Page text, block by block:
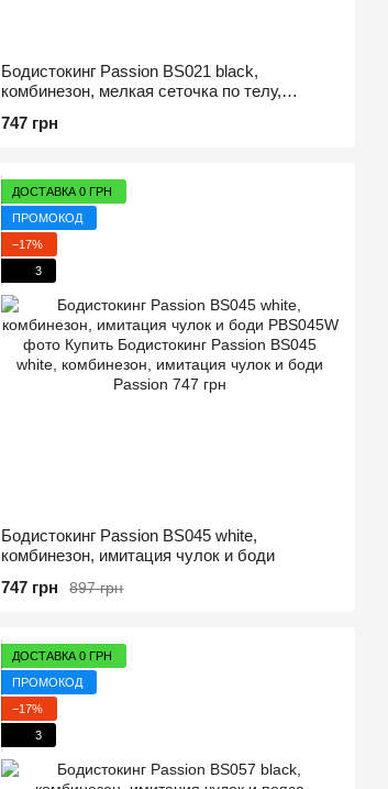
Бодистокинг Passion BS021 black,
комбинезон, мелкая сеточка по телу,
747 грн
ДОСТАВКА 0 ГРН
ПРОМОКОД
−17%
3
Бодистокинг Passion BS045 white,
комбинезон, имитация чулок и боди
897 грн
747 грн
ДОСТАВКА 0 ГРН
ПРОМОКОД
−17%
3